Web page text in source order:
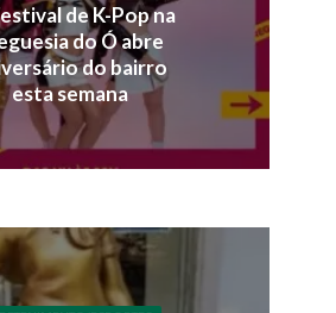
de K-Pop na
do Ó abre
do bairro
esta semana